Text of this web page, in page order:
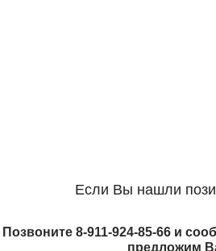
Если Вы нашли
Позвоните 8-911-924-85-66 и
предложим